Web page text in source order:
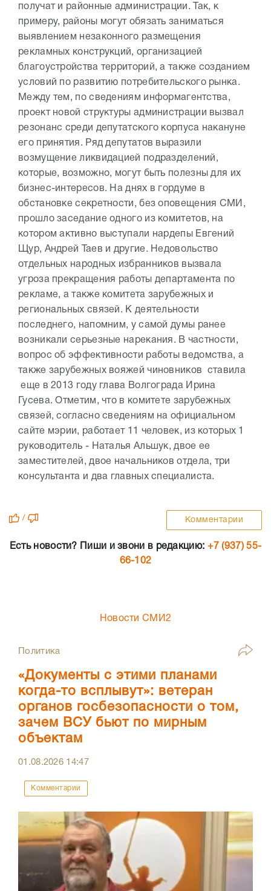
получат и районные администрации. Так, к
примеру, районы могут обязать заниматься
выявлением незаконного размещения
рекламных конструкций, организацией
благоустройства территорий, а также созданием
условий по развитию потребительского рынка.
Между тем, по сведениям информагентства,
проект новой структуры администрации вызвал
резонанс среди депутатского корпуса накануне
его принятия. Ряд депутатов выразили
возмущение ликвидацией подразделений,
которые, возможно, могут быть полезны для их
бизнес-интересов. На днях в гордуме в
обстановке секретности, без оповещения СМИ,
прошло заседание одного из комитетов, на
котором активно выступали нардепы Евгений
Щур, Андрей Таев и другие. Недовольство
отдельных народных избранников вызвала
угроза прекращения работы департамента по
рекламе, а также комитета зарубежных и
региональных связей. К деятельности
последнего, напомним, у самой думы ранее
возникали серьезные нарекания. В частности,
вопрос об эффективности работы ведомства, а
также зарубежных вояжей чиновников ставила
еще в 2013 году глава Волгограда Ирина
Гусева. Отметим, что в комитете зарубежных
связей, согласно сведениям на официальном
сайте мэрии, работает 11 человек, из которых 1
руководитель - Наталья Альшук, двое ее
заместителей, двое начальников отдела, три
консультанта и два главных специалиста.
/ Комментарии
Есть новости? Пиши и звони в редакцию: +7 (937) 55-
66-102
Новости СМИ2
Политика
«Документы с этими планами
когда-то всплывут»: ветеран
органов госбезопасности о том,
зачем ВСУ бьют по мирным
объектам
01.08.2026 14:47
Комментарии